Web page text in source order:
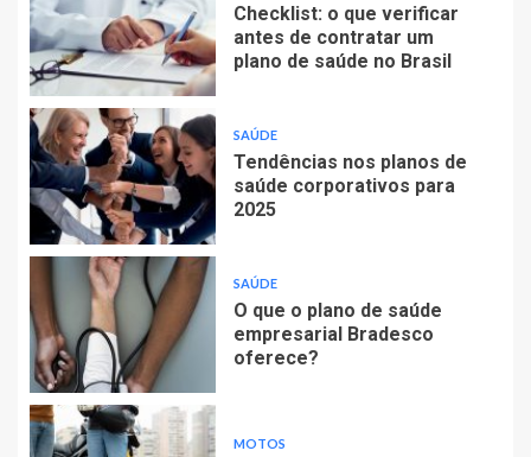
Checklist: o que verificar
antes de contratar um
plano de saúde no Brasil
SAÚDE
Tendências nos planos de
saúde corporativos para
2025
SAÚDE
O que o plano de saúde
empresarial Bradesco
oferece?
MOTOS